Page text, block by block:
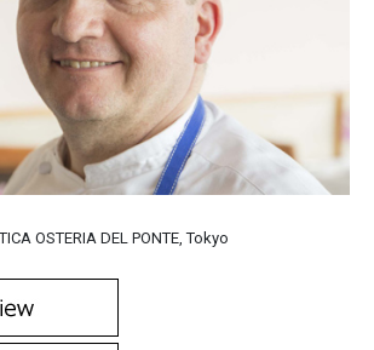
OSTERIA DEL PONTE, Tokyo